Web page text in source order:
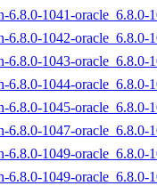
6.8.0-1041-oracle_6.8.0-
6.8.0-1042-oracle_6.8.0-
6.8.0-1043-oracle_6.8.0-
6.8.0-1044-oracle_6.8.0-
6.8.0-1045-oracle_6.8.0-
6.8.0-1047-oracle_6.8.0-
6.8.0-1049-oracle_6.8.0-
6.8.0-1049-oracle_6.8.0-